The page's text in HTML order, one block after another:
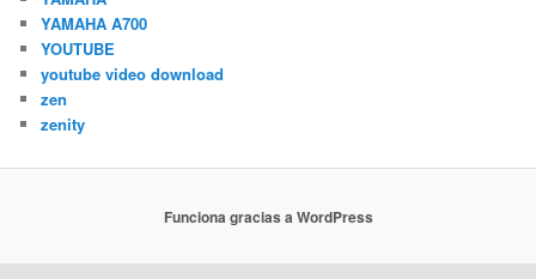
YAMAHA A700
YOUTUBE
youtube video download
zen
zenity
Funciona gracias a WordPress